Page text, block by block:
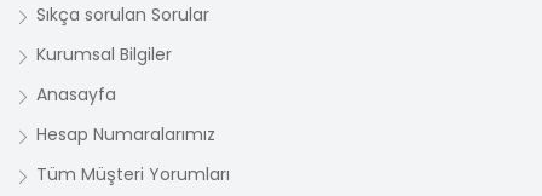
Sıkça sorulan Sorular
Kurumsal Bilgiler
Anasayfa
Hesap Numaralarımız
Tüm Müşteri Yorumları